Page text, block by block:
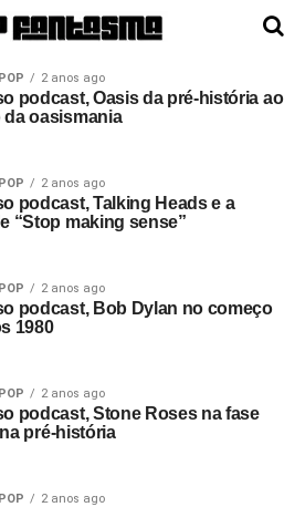
2 anos ago
podcast, Oasis da pré-história ao
da oasismania
2 anos ago
podcast, Talking Heads e a
“Stop making sense”
2 anos ago
podcast, Bob Dylan no começo
1980
2 anos ago
podcast, Stone Roses na fase
pré-história
2 anos ago